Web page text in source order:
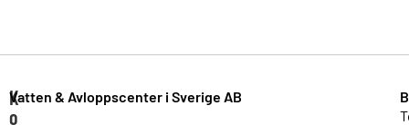
K
o
Vatten & Avloppscenter i Sverige AB